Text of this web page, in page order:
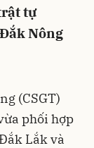
tự
Nông
(CSGT)
phối hợp
Lắk và